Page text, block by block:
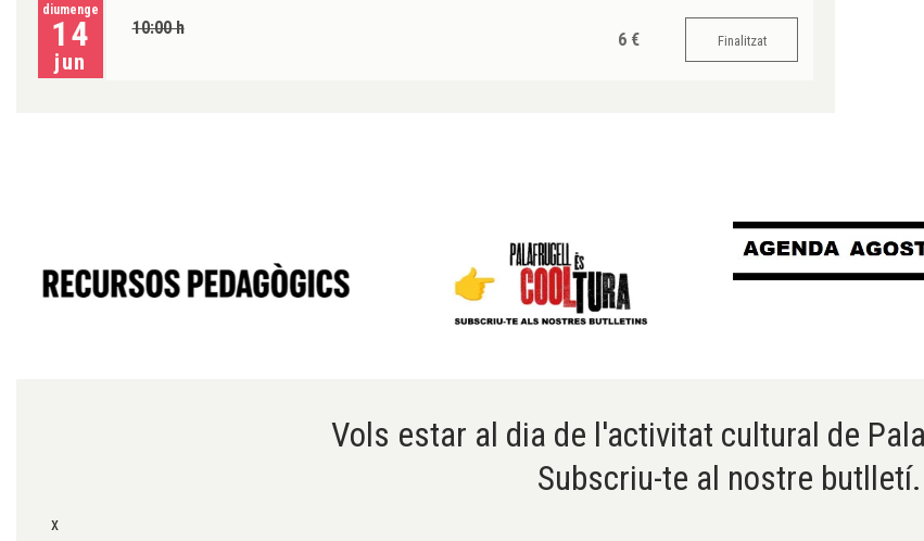
diumenge
14
jun
10:00 h
6 € Finalitzat
Vols estar al dia de l'activitat cultural de
Subscriu-te al nostre butlletí.
x